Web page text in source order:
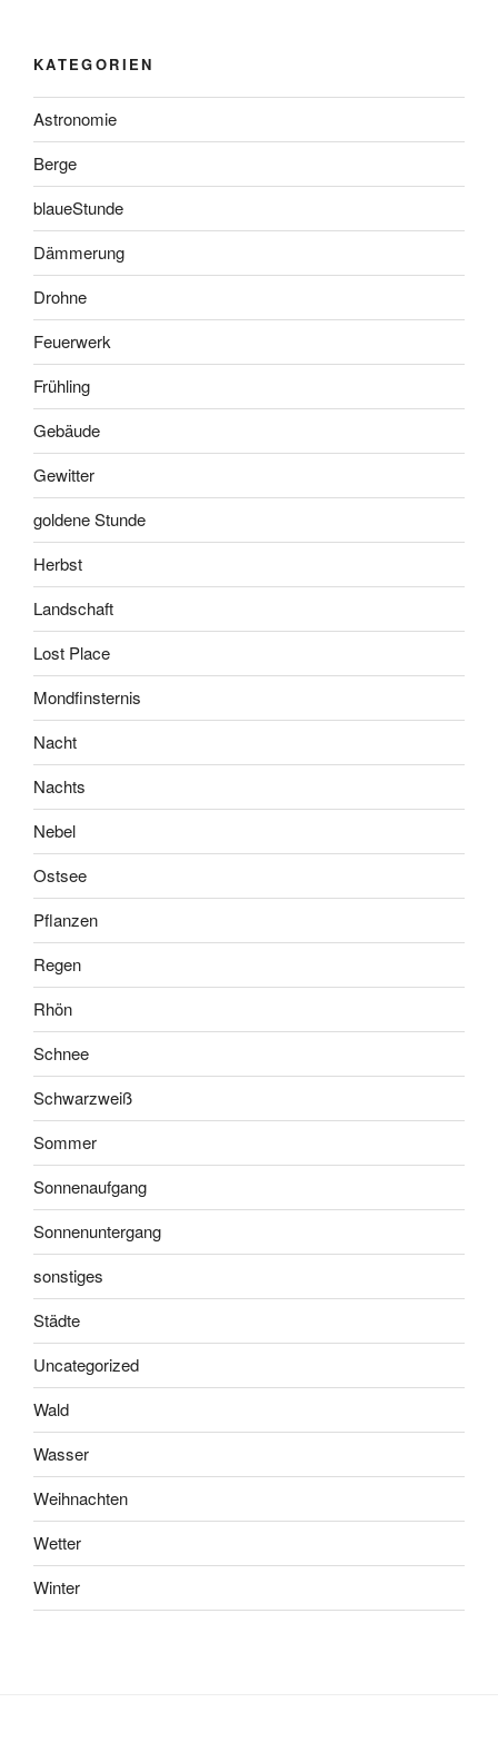
KATEGORIEN
Astronomie
Berge
blaueStunde
Dämmerung
Drohne
Feuerwerk
Frühling
Gebäude
Gewitter
goldene Stunde
Herbst
Landschaft
Lost Place
Mondfinsternis
Nacht
Nachts
Nebel
Ostsee
Pflanzen
Regen
Rhön
Schnee
Schwarzweiß
Sommer
Sonnenaufgang
Sonnenuntergang
sonstiges
Städte
Uncategorized
Wald
Wasser
Weihnachten
Wetter
Winter